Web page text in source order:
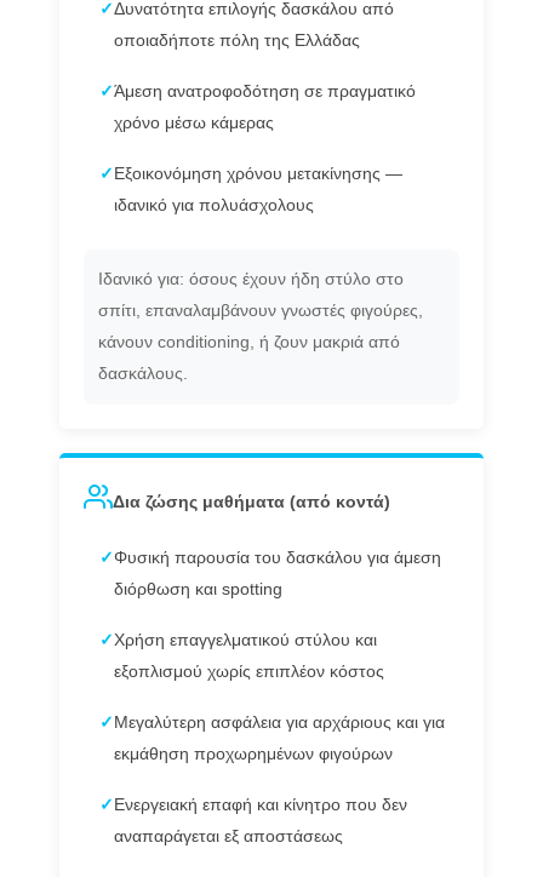
✓Δυνατότητα επιλογής δασκάλου από
οποιαδήποτε πόλη της Ελλάδας
✓Άμεση ανατροφοδότηση σε πραγματικό
χρόνο μέσω κάμερας
✓ Εξοικονόμηση χρόνου μετακίνησης —
ιδανικό για πολυάσχολους
Ιδανικό για: όσους έχουν ήδη στύλο στο
σπίτι, επαναλαμβάνουν γνωστές φιγούρες,
κάνουν conditioning, ή ζουν μακριά από
δασκάλους.
Δια ζώσης μαθήματα (από κοντά)
✓Φυσική παρουσία του δασκάλου για άμεση
διόρθωση και spotting
✓Χρήση επαγγελματικού στύλου και
εξοπλισμού χωρίς επιπλέον κόστος
✓ Μεγαλύτερη ασφάλεια για αρχάριους και για
εκμάθηση προχωρημένων φιγούρων
✓ Ενεργειακή επαφή και κίνητρο που δεν
αναπαράγεται εξ αποστάσεως